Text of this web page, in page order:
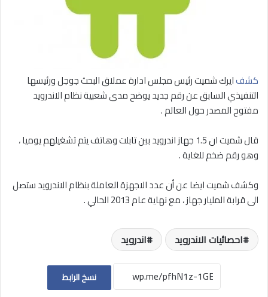
كشفايرك شميت رئيس مجلس ادارة عملاق البحث جوجل ورئيسها
التنفيذي السابق عن رقم جديد يوضح مدى شعبية نظام الاندرويد
مفتوح المصدر حول العالم .
قال شميت ان 1.5 جهاز اندرويد بين تابلت وهاتف يتم تشغيلهم يوميا ،
وهو رقم ضخم للغاية .
وكشف شميت ايضا عن أن عدد الاجهزة العاملة بنظام الاندرويد ستصل
الى قرابة المليار جهاز ، مع نهاية عام 2013 الحالي .
احصائيات الاندرويد اندرويد
نسخ الرابط